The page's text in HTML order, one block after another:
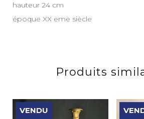
hauteur 24 cm
époque XX eme siècle
Produits
VENDU